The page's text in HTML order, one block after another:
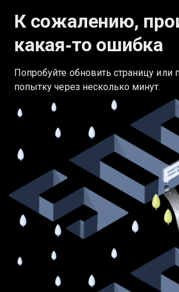
К сожалению,
какая‑то ошибка
Попробуйте обновить страницу или
попытку через несколько минут.